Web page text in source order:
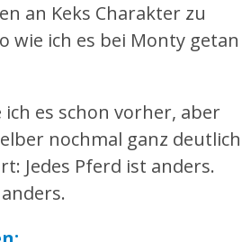
an Keks Charakter zu
wie ich es bei Monty getan
es schon vorher, aber
nochmal ganz deutlich
Jedes Pferd ist anders.